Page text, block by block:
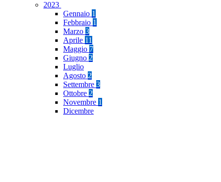
2023
Gennaio 1
Febbraio 1
Marzo 3
Aprile 11
Maggio 7
Giugno 2
Luglio
Agosto 2
Settembre 3
Ottobre 2
Novembre 1
Dicembre